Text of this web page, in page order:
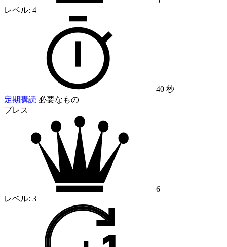
レベル: 4
40 秒
定期購読 必要なもの
プレス
6
レベル: 3